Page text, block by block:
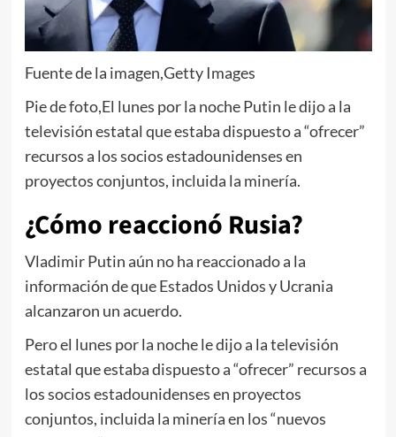
Fuente de la imagen,Getty Images
Pie de foto,El lunes por la noche Putin le dijo a la
televisión estatal que estaba dispuesto a “ofrecer”
recursos a los socios estadounidenses en
proyectos conjuntos, incluida la minería.
¿Cómo reaccionó Rusia?
Vladimir Putin aún no ha reaccionado a la
información de que Estados Unidos y Ucrania
alcanzaron un acuerdo.
Pero el lunes por la noche le dijo a la televisión
estatal que estaba dispuesto a “ofrecer” recursos a
los socios estadounidenses en proyectos
conjuntos, incluida la minería en los “nuevos